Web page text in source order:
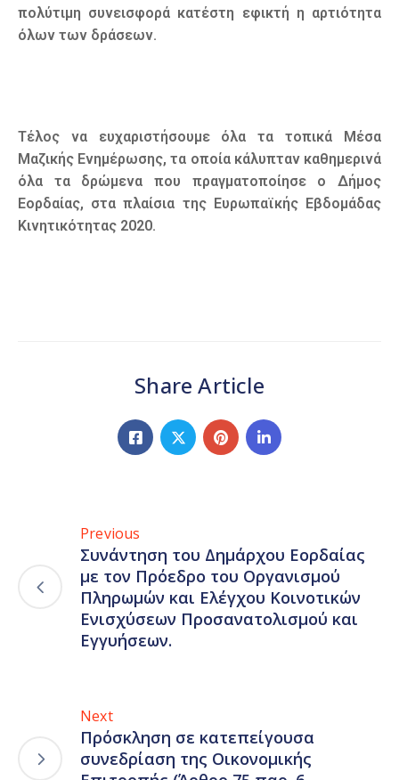
πολύτιμη συνεισφορά κατέστη εφικτή η αρτιότητα
όλων των δράσεων.
Τέλος να ευχαριστήσουμε όλα τα τοπικά Μέσα
Μαζικής Ενημέρωσης, τα οποία κάλυπταν καθημερινά
όλα τα δρώμενα που πραγματοποίησε ο Δήμος
Εορδαίας, στα πλαίσια της Ευρωπαϊκής Εβδομάδας
Κινητικότητας 2020.
Share Article
Previous
Συνάντηση του Δημάρχου Εορδαίας
με τον Πρόεδρο του Οργανισμού
Πληρωμών και Ελέγχου Κοινοτικών
Ενισχύσεων Προσανατολισμού και
Εγγυήσεων.
Next
Πρόσκληση σε κατεπείγουσα
συνεδρίαση της Οικονομικής